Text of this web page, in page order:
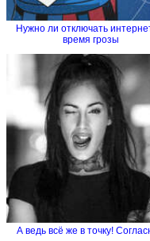
Нужно ли отключать
время грозы
А ведь всё же в точку!